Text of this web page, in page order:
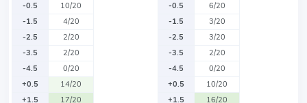
-0.5
10/20
-1.5
4/20
-2.5
2/20
-3.5
2/20
-4.5
0/20
+0.5
14/20
+1.5
17/20
-0.5
6/20
-1.5
3/20
-2.5
3/20
-3.5
2/20
-4.5
0/20
+0.5
10/20
+1.5
16/20